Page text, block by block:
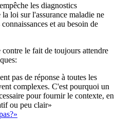
les diagnostics
loi sur l'assurance maladie ne
et au besoin de
le fait de toujours attendre
pas de réponse à toutes les
complexes. C'est pourquoi un
pour fournir le contexte, en
ou peu clair»